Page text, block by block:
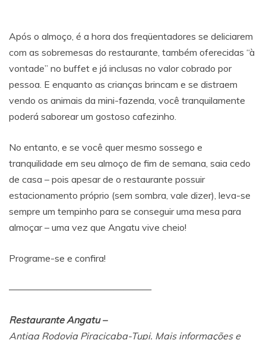
Após o almoço, é a hora dos freqüentadores se deliciarem
com as sobremesas do restaurante, também oferecidas “à
vontade” no buffet e já inclusas no valor cobrado por
pessoa. E enquanto as crianças brincam e se distraem
vendo os animais da mini-fazenda, você tranquilamente
poderá saborear um gostoso cafezinho.
No entanto, e se você quer mesmo sossego e
tranquilidade em seu almoço de fim de semana, saia cedo
de casa – pois apesar de o restaurante possuir
estacionamento próprio (sem sombra, vale dizer), leva-se
sempre um tempinho para se conseguir uma mesa para
almoçar – uma vez que Angatu vive cheio!
Programe-se e confira!
———————————————
Restaurante Angatu –
Antiga Rodovia Piracicaba-Tupi. Mais informações e